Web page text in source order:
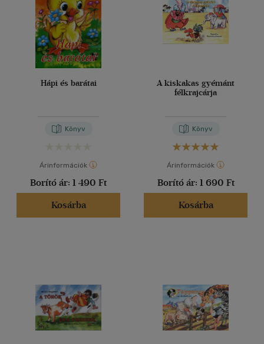
Hápi és barátai
Könyv
Árinformációk
Borító ár: 1 490 Ft
Kosárba
A kiskakas gyémánt
félkrajcárja
Könyv
Árinformációk
Borító ár: 1 690 Ft
Kosárba